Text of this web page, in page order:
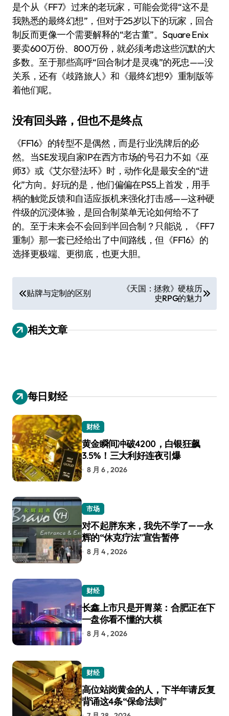
是个从《FF7》过来的老玩家，可能会觉得“这不是
我熟悉的最终幻想”，但对于25岁以下的玩家，回合
制反而更像一个需要解释的“老古董”。Square Enix
要卖600万份、800万份，就必须考虑这些沉默的大
多数。至于那些高呼“回合制才是灵魂”的死忠——没
关系，还有《歧路旅人》和《最终幻想9》重制版等
着他们呢。
没有回头路，但也不是终点
《FF16》的转型不是偶然，而是行业洗牌后的必
然。当SE发现自家IP在西方市场的号召力不如《巫
师3》或《艾尔登法环》时，动作化是最安全的“进
化”方向。好玩的是，他们偏偏在PS5上首发，用手
柄的触觉反馈和自适应扳机来强化打击感——这种硬
件级的沉浸体验，是回合制菜单无论如何给不了
的。至于未来会不会回到半回合制？只能说，《FF7
重制》那一套已经给出了中间路线，但《FF16》的
选择更极端、更彻底，也更大胆。
章
导
航
贴牌与定制的区别
《天国：拯救》硬核历
史RPG的魅力
相关文章
每日财经
财经
黄金瞬间冲破4200，白银狂飙
3.5%！三大利好连夜引爆
8 月 6 , 2026
市场
对不起胖东来，我先不学了——永
辉的“休克疗法”宣告暂停
8 月 4 , 2026
财经
长鑫上市只是开胃菜：合肥正在下
一盘你看不懂的大棋
8 月 4 , 2026
财经
高位站岗黄金的人，下半年请反复
背诵这4条“保命法则”